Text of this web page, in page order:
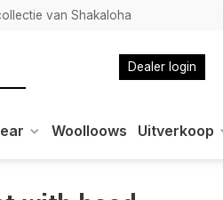
van Shakaloha
Dealer login
Woolloows Uitverkoop